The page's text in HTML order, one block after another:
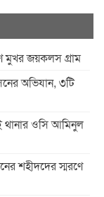
মুখর জয়কলস গ্রাম
অভিযান, ৩টি
থানার ওসি আমিনুল
শহীদদের স্মরণে